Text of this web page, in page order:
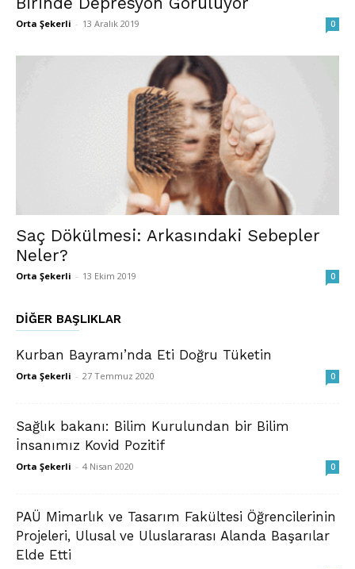
Orta Şekerli - 13 Aralık 2019 0
Saç Dökülmesi: Arkasındaki Sebepler
Neler?
Orta Şekerli - 13 Ekim 2019 0
DIĞER BAŞLIKLAR
Kurban Bayramı’nda Eti Doğru Tüketin
Orta Şekerli - 27 Temmuz 2020 0
Sağlık bakanı: Bilim Kurulundan bir Bilim
İnsanımız Kovid Pozitif
Orta Şekerli - 4 Nisan 2020 0
PAÜ Mimarlık ve Tasarım Fakültesi Öğrencilerinin
Projeleri, Ulusal ve Uluslararası Alanda Başarılar
Elde Etti